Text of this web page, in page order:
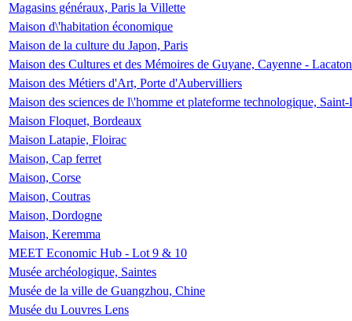
Magasins généraux, Paris la Villette
Maison d\'habitation économique
Maison de la culture du Japon, Paris
Maison des Cultures et des Mémoires de Guyane, Cayenne -
Maison des Métiers d'Art, Porte d'Aubervilliers
Maison des sciences de l\'homme et plateforme technologique,
Maison Floquet, Bordeaux
Maison Latapie, Floirac
Maison, Cap ferret
Maison, Corse
Maison, Coutras
Maison, Dordogne
Maison, Keremma
MEET Economic Hub - Lot 9 & 10
Musée archéologique, Saintes
Musée de la ville de Guangzhou, Chine
Musée du Louvres Lens